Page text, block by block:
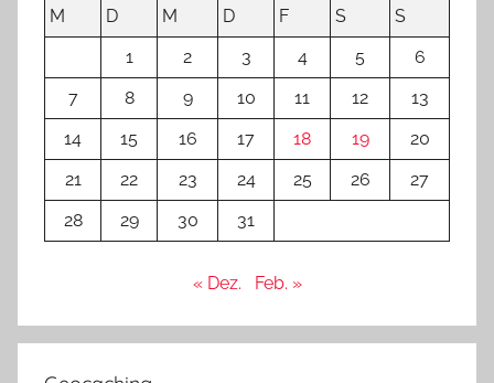
M
D M D F S
S
1
2 3 4 5
6
7
8 9 10 11 12
13
14
15 16 17 18 19
20
21
22 23 24 25 26
27
28
29 30 31
« Dez. Feb. »